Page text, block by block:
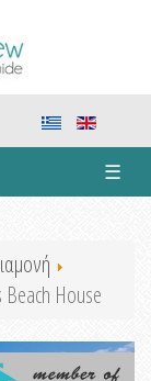
☰
Beach House